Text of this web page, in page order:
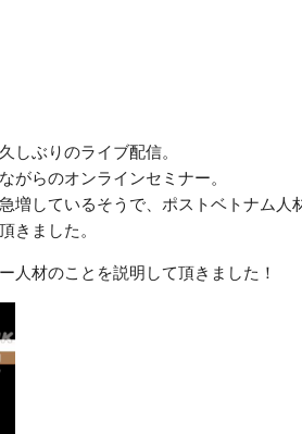
しぶりのライブ配信。
がらのオンラインセミナー。
増しているそうで、ポストベトナム人
きました。
人材のことを説明して頂きました！